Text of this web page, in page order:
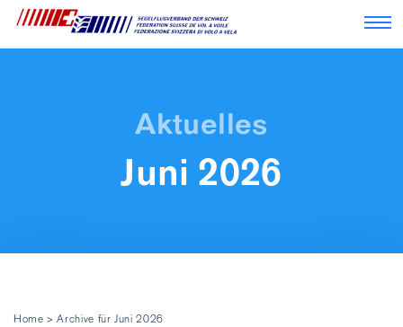
Juni 2026
Home >Archive für Juni 2026